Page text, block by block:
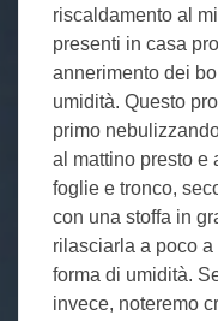
riscaldamento al
presenti in casa
annerimento dei
umidità. Questo
primo
al mattino presto e
foglie e tronco,
con una stoffa in
rilasciarla a poco
forma di umidità.
invece, noteremo